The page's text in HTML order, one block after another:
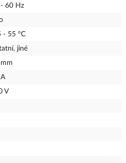
60 Hz
- 55 °C
jiné
V